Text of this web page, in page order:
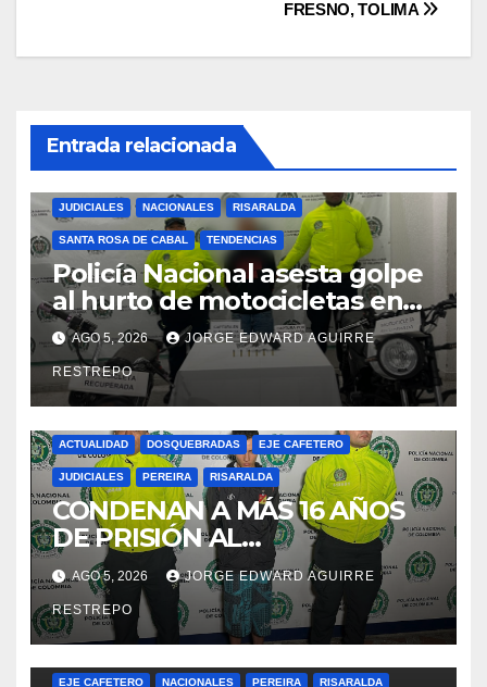
FRESNO, TOLIMA
Entrada relacionada
ACTUALIDAD DOSQUEBRADAS EJE CAFETERO
JUDICIALES NACIONALES RISARALDA
SANTA ROSA DE CABAL TENDENCIAS
Policía Nacional asesta golpe
al hurto de motocicletas en
Risaralda
AGO 5, 2026 JORGE EDWARD AGUIRRE
RESTREPO
ACTUALIDAD DOSQUEBRADAS EJE CAFETERO
JUDICIALES PEREIRA RISARALDA
CONDENAN A MÁS 16 AÑOS
DE PRISIÓN AL
RESPONSABLE DE CAUSAR
LA MUERTE DE UNA MUJER
EN DOSQUEBRADAS
(RISARALDA)
AGO 5, 2026 JORGE EDWARD AGUIRRE
RESTREPO
EJE CAFETERO NACIONALES PEREIRA RISARALDA